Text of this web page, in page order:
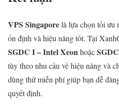
VPS Singaporelà lựa chọn tối ưu
ổn định và hiệu năng tốt. Tại
SGDC I – Intel Xeonhoặc
tùy theo nhu cầu về hiệu năng và
dùng thử miễn phí giúp bạn dễ
quyết định.